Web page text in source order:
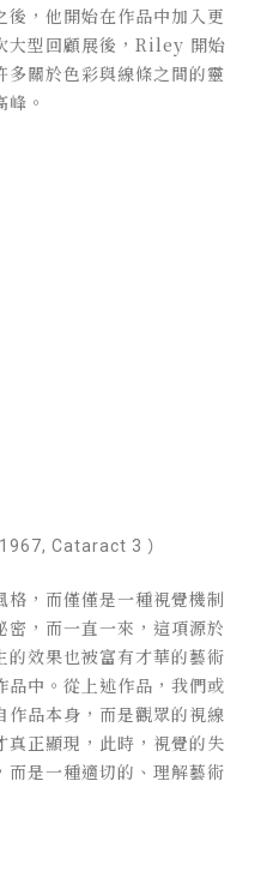
，他開始在作品中加入更
大型回顧展後，Riley 開始
多關於色彩與線條之間的靈
。
Cataract 3 ）
格，而僅僅是一種視覺機制
，而一直一來，這項源於
的效果也被富有才華的藝術
品中。從上述作品，我們或
作品本身，而是觀眾的視線
真正顯現，此時，視覺的失
而是一種適切的、理解藝術